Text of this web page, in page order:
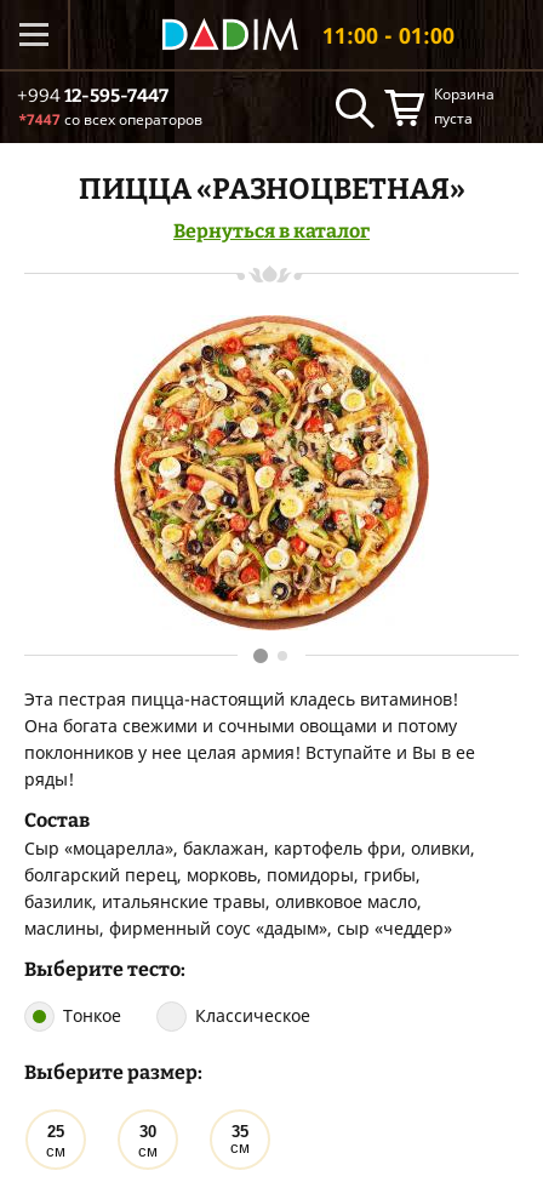
+99412-595-7447
*7447со всех операторов
11:00 - 01:00
Корзина
пуста
ПИЦЦА «РАЗНОЦВЕТНАЯ»
Вернуться в каталог
Эта пестрая пицца-настоящий кладесь витаминов!
Она богата свежими и сочными овощами и потому
поклонников у нее целая армия! Вступайте и Вы в ее
ряды!
Состав
Сыр «моцарелла», баклажан, картофель фри, оливки,
болгарский перец, морковь, помидоры, грибы,
базилик, итальянские травы, оливковое масло,
маслины, фирменный соус «дадым», сыр «чеддер»
Выберите тесто:
Тонкое
Классическое
Выберите размер:
25
см
30
см
35
см